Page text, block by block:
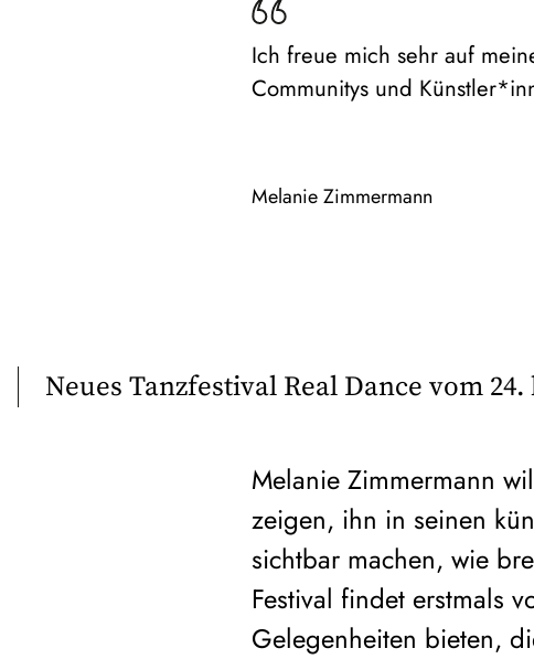
Ich freue mich sehr auf
Communitys und
Melanie Zimmermann
Neues Tanzfestival Real Dance vom
Melanie Zimmermann
zeigen, ihn in seinen
sichtbar machen, wie
Festival findet erstmals
Gelegenheiten bieten,